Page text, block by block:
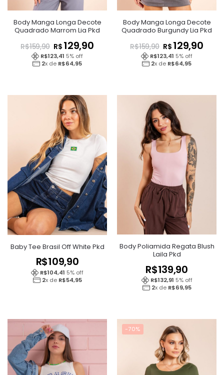
Body Manga Longa Decote
Quadrado Marrom Lia Pkd
R$159,90 R$ 129,90
R$123,41 5% off
2x de R$64,95
Body Manga Longa Decote
Quadrado Burgundy Lia Pkd
R$159,90 R$ 129,90
R$123,41 5% off
2x de R$64,95
Baby Tee Brasil Off White Pkd
R$109,90
R$104,41 5% off
2x de R$54,95
Body Poliamida Regata Blush
Laila Pkd
R$139,90
R$132,91 5% off
2x de R$69,95
-70%